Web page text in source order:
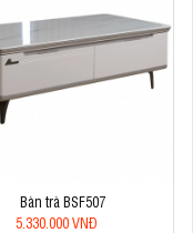
Bàn trà BSF507
5.330.000 VNĐ